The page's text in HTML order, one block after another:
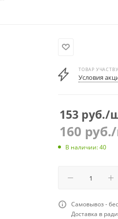
ТОВАР
Условия
153 руб./
160 руб.
В наличии: 40
Самовывоз -
Доставка в